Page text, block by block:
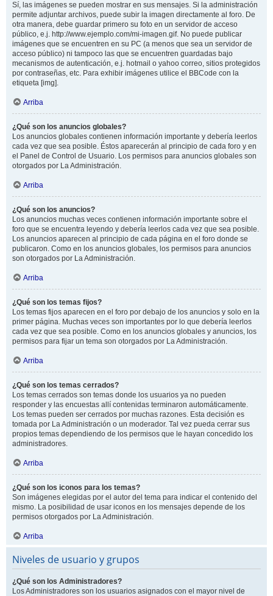
Sí, las imágenes se pueden mostrar en sus mensajes. Si la administración
permite adjuntar archivos, puede subir la imagen directamente al foro. De
otra manera, debe guardar primero su foto en un servidor de acceso
público, e.j. http://www.ejemplo.com/mi-imagen.gif. No puede publicar
imágenes que se encuentren en su PC (a menos que sea un servidor de
acceso público) ni tampoco las que se encuentren guardadas bajo
mecanismos de autenticación, e.j. hotmail o yahoo correo, sitios protegidos
por contraseñas, etc. Para exhibir imágenes utilice el BBCode con la
etiqueta [img].
Arriba
¿Qué son los anuncios globales?
Los anuncios globales contienen información importante y debería leerlos
cada vez que sea posible. Éstos aparecerán al principio de cada foro y en
el Panel de Control de Usuario. Los permisos para anuncios globales son
otorgados por La Administración.
Arriba
¿Qué son los anuncios?
Los anuncios muchas veces contienen información importante sobre el
foro que se encuentra leyendo y debería leerlos cada vez que sea posible.
Los anuncios aparecen al principio de cada página en el foro donde se
publicaron. Como en los anuncios globales, los permisos para anuncios
son otorgados por La Administración.
Arriba
¿Qué son los temas fijos?
Los temas fijos aparecen en el foro por debajo de los anuncios y solo en la
primer página. Muchas veces son importantes por lo que debería leerlos
cada vez que sea posible. Como en los anuncios globales y anuncios, los
permisos para fijar un tema son otorgados por La Administración.
Arriba
¿Qué son los temas cerrados?
Los temas cerrados son temas donde los usuarios ya no pueden
responder y las encuestas allí contenidas terminaron automáticamente.
Los temas pueden ser cerrados por muchas razones. Esta decisión es
tomada por La Administración o un moderador. Tal vez pueda cerrar sus
propios temas dependiendo de los permisos que le hayan concedido los
administradores.
Arriba
¿Qué son los iconos para los temas?
Son imágenes elegidas por el autor del tema para indicar el contenido del
mismo. La posibilidad de usar iconos en los mensajes depende de los
permisos otorgados por La Administración.
Arriba
Niveles de usuario y grupos
¿Qué son los Administradores?
Los Administradores son los usuarios asignados con el mayor nivel de